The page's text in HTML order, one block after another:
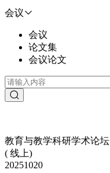
会议
会议
论文集
会议论文
教育与教学科研学术论坛
( 线上)
20251020